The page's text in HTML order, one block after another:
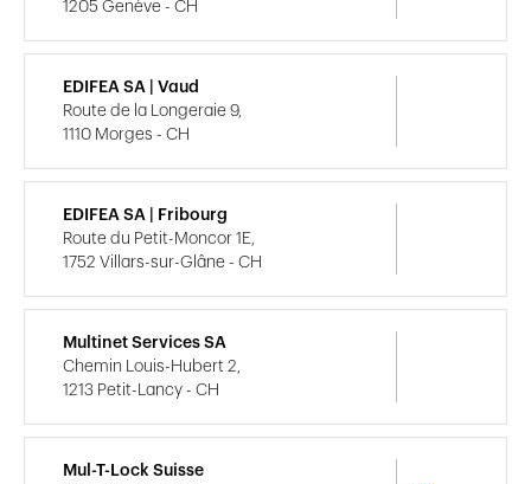
1205 Genève - CH
EDIFEA SA | Vaud
Route de la Longeraie 9,
1110 Morges - CH
EDIFEA SA | Fribourg
Route du Petit-Moncor 1E,
1752 Villars-sur-Glâne - CH
Multinet Services SA
Chemin Louis-Hubert 2,
1213 Petit-Lancy - CH
Mul-T-Lock Suisse